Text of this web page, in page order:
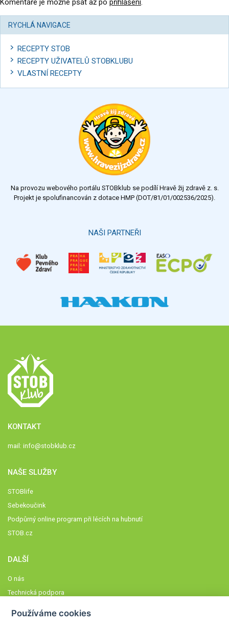
Komentáře je možné psát až po přihlášení.
RYCHLÁ NAVIGACE
RECEPTY STOB
RECEPTY UŽIVATELŮ STOBKLUBU
VLASTNÍ RECEPTY
Na provozu webového portálu STOBklub se podílí Hravě žij zdravě z. s.
Projekt je spolufinancován z dotace HMP (DOT/81/01/002536/2025).
NAŠI PARTNEŘI
KONTAKT
mail: info@stobklub.cz
NAŠE SLUŽBY
STOBlife
Sebekoučink
Podpůrný online program při lécích na hubnutí
STOB.cz
DALŠÍ
O nás
Technická podpora
Používáme cookies